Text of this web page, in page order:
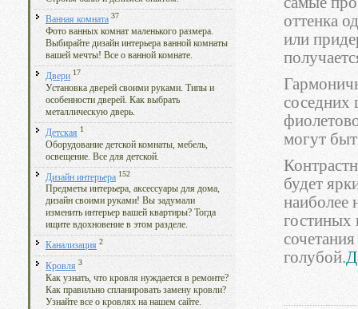
Ванная комната 37
Фото ванных комнат маленького размера.
Выбирайте дизайн интерьера ванной комнаты
вашей мечты! Все о ванной комнате.
Двери 17
Установка дверей своими руками. Типы и
особенности дверей. Как выбрать
металлическую дверь.
Детская 1
Оборудование детской комнаты, мебель,
освещение. Все для детской.
Дизайн интерьера 152
Предметы интерьера, аксессуары для дома,
дизайн своими руками! Вы задумали
изменить интерьер вашей квартиры? Тогда
ищите вдохновение в этом разделе.
Канализация 2
Кровля 3
Как узнать, что кровля нуждается в ремонте?
Как правильно спланировать замену кровли?
Узнайте все о кровлях на нашем сайте.
оттенка
или
соседних
могут
будет
наиболее
гостиных
голубой.